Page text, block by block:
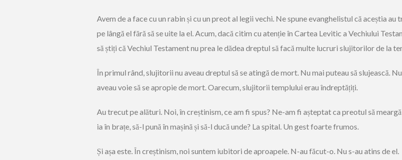
Avem de a face cu un rabin și cu un preot al legii vechi. Ne spune evanghelistul că aceștia au
pe lângă el fără să se uite la el. Acum, dacă citim cu atenție în Cartea Levitic a Vechiului
să știți că Vechiul Testament nu prea le dădea dreptul să facă multe lucruri slujitorilor de la
În primul rând, slujitorii nu aveau dreptul să se atingă de mort. Nu mai puteau să slujească. Nu
aveau voie să se apropie de mort. Oarecum, slujitorii templului erau îndreptățiți.
Au trecut pe alături. Noi, în creștinism, ce am fi spus? Ne-am fi așteptat ca preotul să
ia în brațe, să-l pună în mașină și să-l ducă unde? La spital. Un gest foarte frumos.
Și așa este. În creștinism, noi suntem iubitori de aproapele. N-au făcut-o. Nu s-au atins de el.